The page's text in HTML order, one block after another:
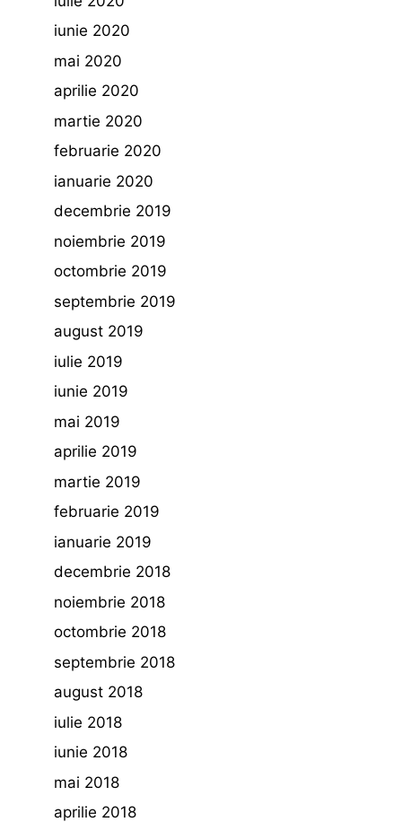
iunie 2020
mai 2020
aprilie 2020
martie 2020
februarie 2020
ianuarie 2020
decembrie 2019
noiembrie 2019
octombrie 2019
septembrie 2019
august 2019
iulie 2019
iunie 2019
mai 2019
aprilie 2019
martie 2019
februarie 2019
ianuarie 2019
decembrie 2018
noiembrie 2018
octombrie 2018
septembrie 2018
august 2018
iulie 2018
iunie 2018
mai 2018
aprilie 2018